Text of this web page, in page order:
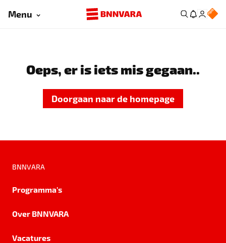
Menu
Oeps, er is iets mis gegaan..
Doorgaan naar de homepage
BNNVARA
Programma's
Over BNNVARA
Vacatures